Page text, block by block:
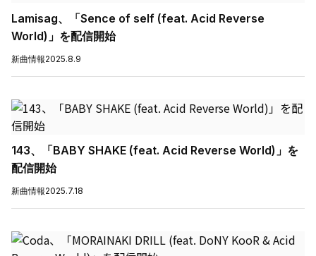
Lamisag、「Sence of self (feat. Acid Reverse
World)」を配信開始
新曲情報2025.8.9
143、「BABY SHAKE (feat. Acid Reverse World)」を
配信開始
新曲情報2025.7.18